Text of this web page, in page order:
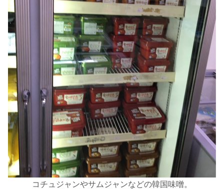
コチュジャンやサムジャンなどの韓国味噌。